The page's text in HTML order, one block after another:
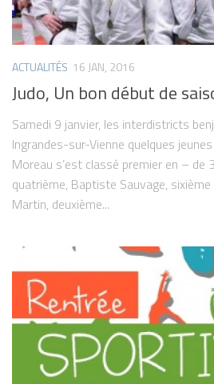
ACTUALITÉS 16 JAN, 2016
Judo, Un bon début de
Samedi 9 janvier, les interdistricts
Ingrandes-sur-Vienne quelques
Moreau s’est classé premier en – de
quatrième, Baptiste Sauvage,
Martin, deuxième...